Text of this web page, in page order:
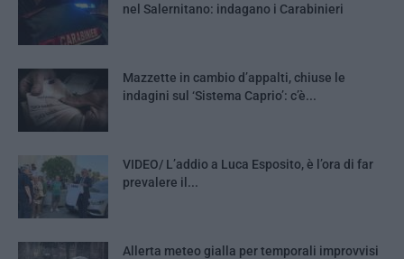
nel Salernitano: indagano i Carabinieri
Mazzette in cambio d’appalti, chiuse le
indagini sul ‘Sistema Caprio’: c’è...
VIDEO/ L’addio a Luca Esposito, è l’ora di far
prevalere il...
Allerta meteo gialla per temporali improvvisi